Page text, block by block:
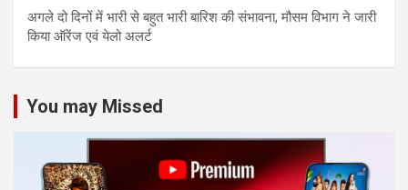
अगले दो दिनों में भारी से बहुत भारी बारिश की संभावना, मौसम विभाग ने जारी
किया ऑरेंज एवं येलो अलर्ट
You may Missed